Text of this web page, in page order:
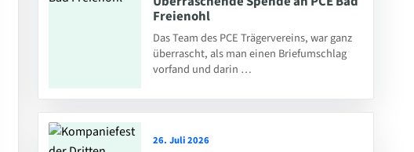
Freienohl
Das Team des PCE Trägervereins, war ganz
überrascht, als man einen Briefumschlag
vorfand und darin …
26. Juli 2026